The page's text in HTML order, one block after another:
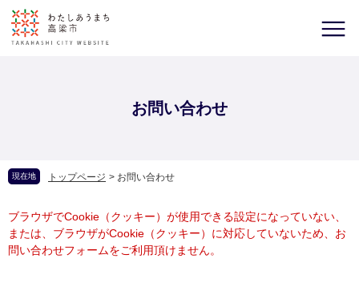
お問い合わせ
現在地 トップページ > お問い合わせ
ブラウザでCookie（クッキー）が使用できる設定になっていない、
または、ブラウザがCookie（クッキー）に対応していないため、お
問い合わせフォームをご利用頂けません。